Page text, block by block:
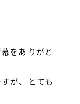
をありがと
が、とても